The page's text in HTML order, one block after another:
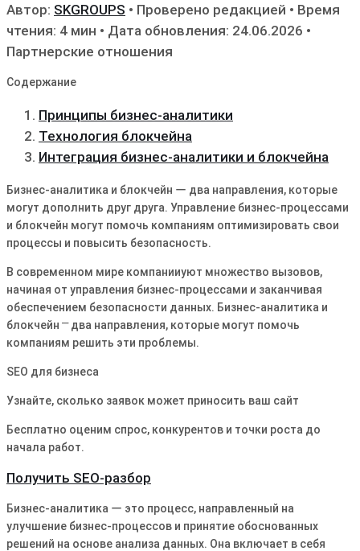
Автор: SKGROUPS • Проверено редакцией • Время
чтения: 4 мин • Дата обновления: 24.06.2026 •
Партнерские отношения
Содержание
Принципы бизнес-аналитики
Технология блокчейна
Интеграция бизнес-аналитики и блокчейна
Бизнес-аналитика и блокчейн ー два направления, которые
могут дополнить друг друга. Управление бизнес-процессами
и блокчейн могут помочь компаниям оптимизировать свои
процессы и повысить безопасность.
В современном мире компанииуют множество вызовов,
начиная от управления бизнес-процессами и заканчивая
обеспечением безопасности данных. Бизнес-аналитика и
блокчейн ⎻ два направления, которые могут помочь
компаниям решить эти проблемы.
SEO для бизнеса
Узнайте, сколько заявок может приносить ваш сайт
Бесплатно оценим спрос, конкурентов и точки роста до
начала работ.
Получить SEO-разбор
Бизнес-аналитика ー это процесс, направленный на
улучшение бизнес-процессов и принятие обоснованных
решений на основе анализа данных. Она включает в себя